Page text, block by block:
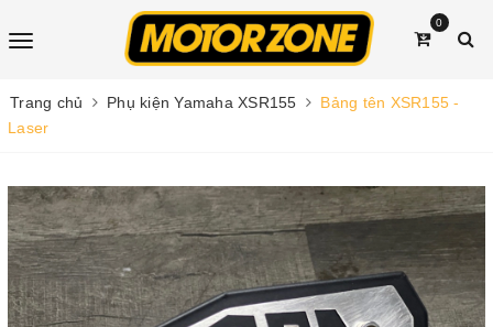
0
Trang chủ Phụ kiện Yamaha XSR155
Bảng tên XSR155 -
Laser